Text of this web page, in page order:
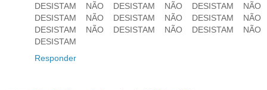
DESISTAM NÃO DESISTAM NÃO DESISTAM NÃO
DESISTAM NÃO DESISTAM NÃO DESISTAM NÃO
DESISTAM NÃO DESISTAM NÃO DESISTAM NÃO
DESISTAM
Responder